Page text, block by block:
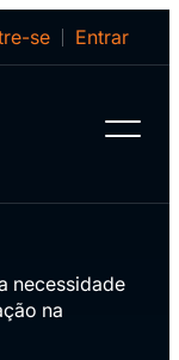
se Entrar
necessidade
na